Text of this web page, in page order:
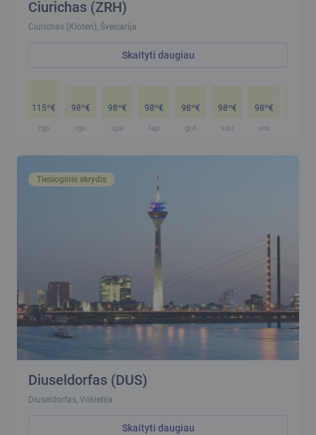
Ciurichas (ZRH)
Ciurichas (Kloten), Šveicarija
Skaityti daugiau
11599€
rgp
9899€
rgs
9899€
spa
9899€
lap
9899€
grd
9899€
sau
9899€
vas
Tiesioginis skrydis
Diuseldorfas (DUS)
Diuseldorfas, Vokietija
Skaityti daugiau